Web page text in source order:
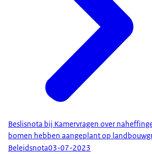
Beslisnota bij Kamervragen over
bomen hebben aangeplant op
Beleidsnota03-07-2023